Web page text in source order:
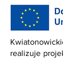
realizuje